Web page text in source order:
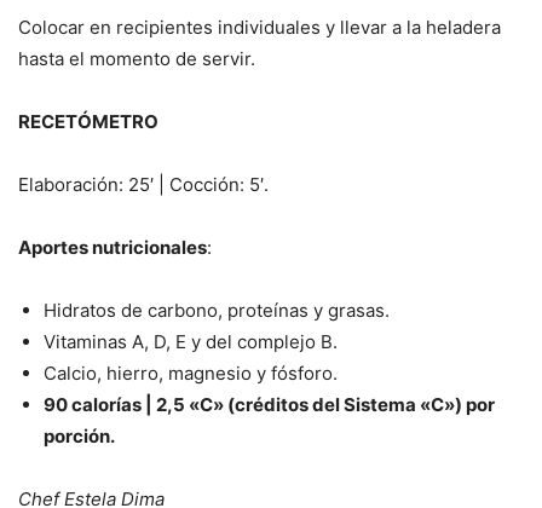
Colocar en recipientes individuales y llevar a la heladera
hasta el momento de servir.
RECETÓMETRO
Elaboración: 25′ | Cocción: 5′.
Aportes nutricionales:
Hidratos de carbono, proteínas y grasas.
Vitaminas A, D, E y del complejo B.
Calcio, hierro, magnesio y fósforo.
90 calorías | 2,5 «C» (créditos del Sistema «C») por
porción.
Chef Estela Dima